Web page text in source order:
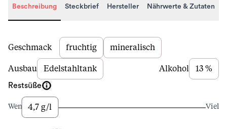
Beschreibung Steckbrief Hersteller Nährwerte & Zutaten
Beschreibung
Geschmack fruchtig mineralisch
Ausbau Edelstahltank Alkohol 13 %
Restsüße
Wenig4,7 g/l Viel